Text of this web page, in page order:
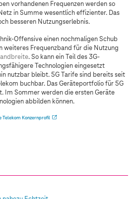
vorhandenen Frequenzen werden so
in Summe wesentlich effizienter. Das
besseren Nutzungserlebnis.
Offensive einen nochmaligen Schub
weiteres Frequenzband für die Nutzung
. So kann ein Teil des 3G-
Technologien eingesetzt
nutzbar bleibt. 5G Tarife sind bereits seit
buchbar. Das Geräteportfolio für 5G
Im Sommer werden die ersten Geräte
abbilden können.
Telekom Konzernprofil